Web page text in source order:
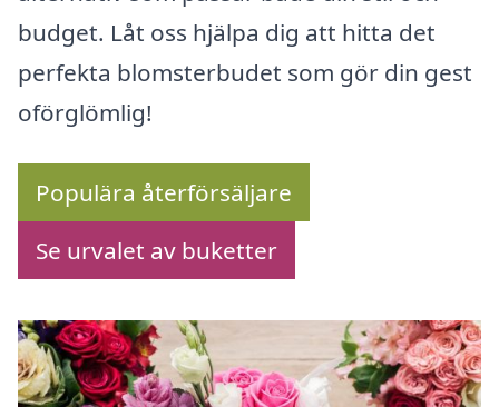
budget. Låt oss hjälpa dig att hitta det
perfekta blomsterbudet som gör din gest
oförglömlig!
Populära återförsäljare
Se urvalet av buketter